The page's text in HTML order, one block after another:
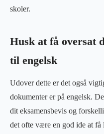
skoler.
Husk at få oversat
til engelsk
Udover dette er det også
dokumenter er på engelsk.
dit eksamensbevis og
det ofte være en god ide at få